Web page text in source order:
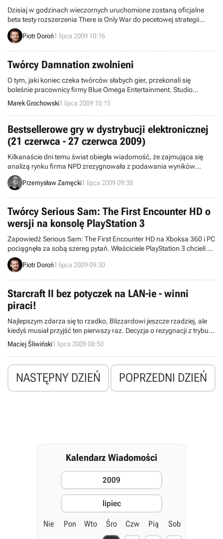
Dzisiaj w godzinach wieczornych uruchomione zostaną oficjalne
beta testy rozszerzenia There is Only War do pecetowej strategii
czasu rzeczywistego Warhammer 40,000: Dawn of War II. Próby
zostaną zakończone 13 lipca. Dopiero po nich aktualizacja zostanie
Piotr Doroń1 lipca 2009 10:16
Twórcy Damnation zwolnieni
O tym, jaki koniec czeka twórców słabych gier, przekonali się
boleśnie pracownicy firmy Blue Omega Entertainment. Studio
odpowiedzialne za jedno z największych rozczarowań bieżącego
roku, grę akcji Damnation, zwolniło w piątek wszystkich ludzi, którzy
mieli swój udział w developingu projektu.
Marek Grochowski1 lipca 2009 10:15
Bestsellerowe gry w dystrybucji elektronicznej
(21 czerwca - 27 czerwca 2009)
Kilkanaście dni temu świat obiegła wiadomość, że zajmująca się
analizą rynku firma NPD zrezygnowała z podawania wyników
najlepiej sprzedających się gier PC w Stanach Zjednoczonych.
Dlatego też od ubiegłego tygodnia proponujemy Wam dwie inne listy,
Przemysław Zamęcki1 lipca 2009 09:38
Twórcy Serious Sam: The First Encounter HD o
wersji na konsolę PlayStation 3
Zapowiedź Serious Sam: The First Encounter HD na Xboksa 360 i PC
pociągnęła za sobą szereg pytań. Właściciele PlayStation 3 chcieli się
przede wszystkim dowiedzieć, dlaczego studio Croteam
zrezygnowało z przygotowania swojej gry także w wersji na
Piotr Doroń1 lipca 2009 09:30
Starcraft II bez potyczek na LAN-ie - winni
piraci!
Najlepszym zdarza się to rzadko, Blizzardowi jeszcze rzadziej, ale
kiedyś musiał przyjść ten pierwszy raz. Decyzja o rezygnacji z trybu
LAN w StarCraft II wywołała taką burzę wśród fanów oczekujących
na tę grę, że Blizzard wydał z tej okazji specjalne oświadczenie.
Maciej Śliwiński1 lipca 2009 08:50
NASTĘPNY DZIEŃ POPRZEDNI DZIEŃ
Kalendarz Wiadomości
2009
lipiec
Nie Pon Wto Śro Czw Pią Sob